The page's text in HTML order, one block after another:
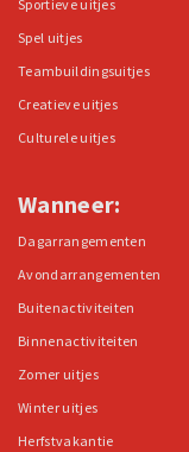
Sportieve uitjes
Spel uitjes
Teambuildingsuitjes
Creatieve uitjes
Culturele uitjes
Wanneer:
Dagarrangementen
Avondarrangementen
Buitenactiviteiten
Binnenactiviteiten
Zomer uitjes
Winter uitjes
Herfstvakantie